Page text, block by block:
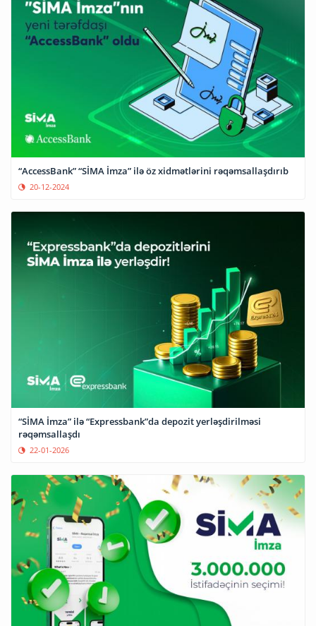
“AccessBank” “SİMA İmza” ilə öz xidmətlərini rəqəmsallaşdırıb
20-12-2024
“SİMA İmza” ilə “Expressbank”da depozit yerləşdirilməsi
rəqəmsallaşdı
22-01-2026